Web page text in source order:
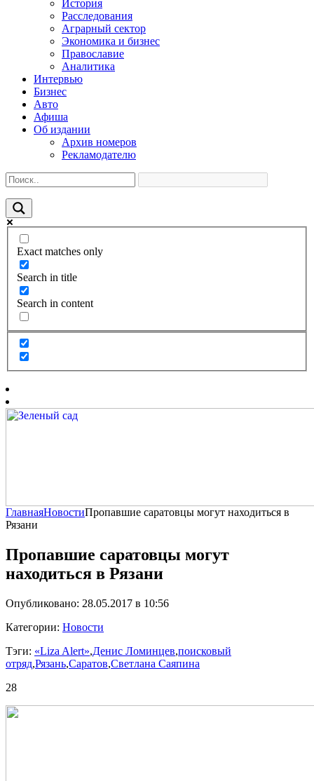
История
Расследования
Аграрный сектор
Экономика и бизнес
Православие
Аналитика
Интервью
Бизнес
Авто
Афиша
Об издании
Архив номеров
Рекламодателю
Exact matches only
Search in title
Search in content
ГлавнаяНовостиПропавшие саратовцы могут находиться в
Рязани
Пропавшие саратовцы могут
находиться в Рязани
Опубликовано: 28.05.2017 в 10:56
Категории: Новости
Тэги: «Liza Alert»,Денис Ломинцев,поисковый
отряд,Рязань,Саратов,Светлана Саяпина
28